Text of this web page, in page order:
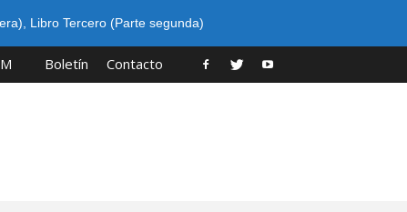
Libro Tercero (Parte segunda)
Boletín Contacto